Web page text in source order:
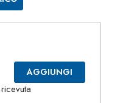
AGGIUNGI